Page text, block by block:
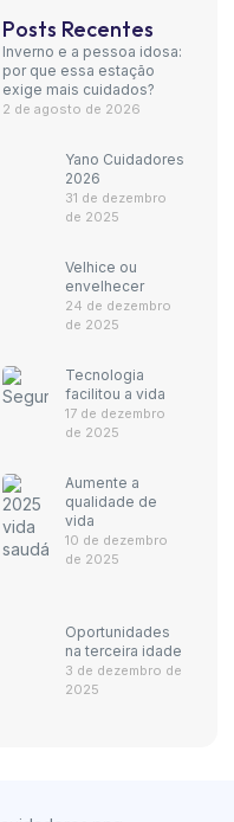
Posts Recentes
Inverno e a pessoa idosa:
por que essa estação
exige mais cuidados?
2 de agosto de 2026
Yano Cuidadores
2026
31 de dezembro
de 2025
Velhice ou
envelhecer
24 de dezembro
de 2025
Tecnologia
facilitou a vida
17 de dezembro
de 2025
Aumente a
qualidade de
vida
10 de dezembro
de 2025
Oportunidades
na terceira idade
3 de dezembro de
2025